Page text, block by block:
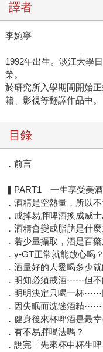
譯者
李婉寧
1992年出生。淡江大學
業。
於研究所入學期間開始
籍、影視等翻譯作品中。
目錄
．前言
▍PART1 一生享受美
．酒精是空熱量，所以不
．戒掉易胖啤酒換成威
．酒精會變成脂肪是什麼
．若少量攝取，酒是百藥
．γ-GT正常就能放心喝？
．酒量好的人愛喝多少
．明知必須戒酒⋯⋯但不
．明明決定只喝一杯⋯⋯
．因失眠而沈迷酒精⋯⋯
．健身後來杯啤酒是最
．有不易胖喝法嗎？
．說完「先來杯中杯生